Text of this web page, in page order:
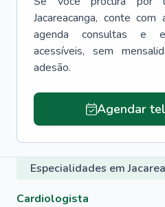
Jacareacanga, conte com
agenda consultas e
acessíveis, sem
adesão.
Agendar
Especialidades em
Cardiologista